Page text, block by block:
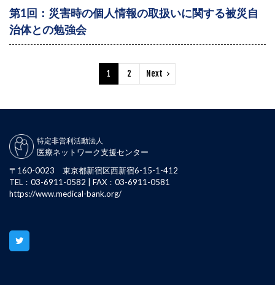
第1回：災害時の個人情報の取扱いに関する被災自
治体との勉強会
1 2 Next
特定非営利活動法人
医療ネットワーク支援センター
〒160-0023 東京都新宿区西新宿6-15-1-412
TEL：03-6911-0582 | FAX：03-6911-0581
https://www.medical-bank.org/